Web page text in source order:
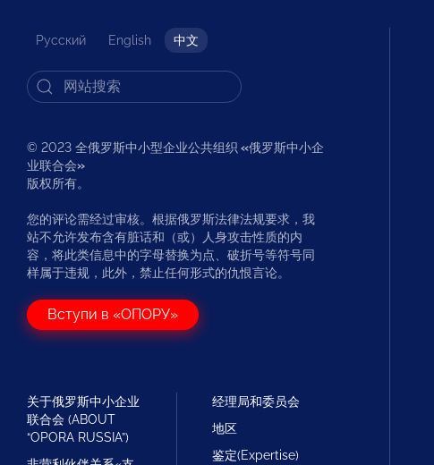
Русский English 中文
© 2023 全俄罗斯中小型企业公共组织 «俄罗斯中小企
业联合会»
版权所有。
您的评论需经过审核。根据俄罗斯法律法规要求，我
站不允许发布含有脏话和（或）人身攻击性质的内
容，将此类信息中的字母替换为点、破折号等符号同
样属于违规，此外，禁止任何形式的仇恨言论。
Вступи в «ОПОРУ»
关于俄罗斯中小企业
联合会 (ABOUT
“OPORA RUSSIA”)
经理局和委员会
地区
鉴定(Expertise)